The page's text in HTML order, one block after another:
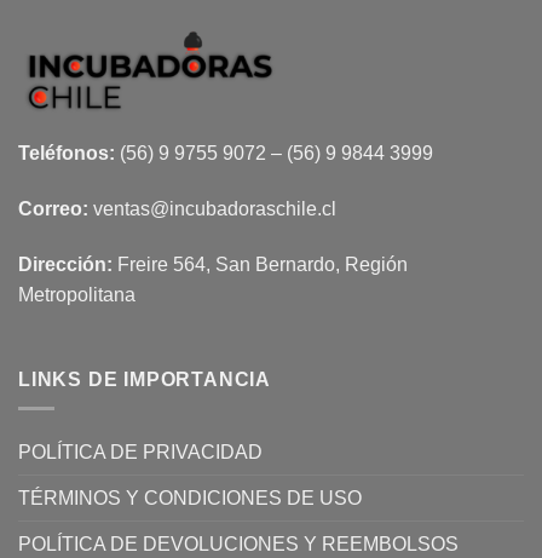
Teléfonos: (56) 9 9755 9072 – (56) 9 9844 3999
Correo: ventas@incubadoraschile.cl
Dirección: Freire 564, San Bernardo, Región
Metropolitana
LINKS DE IMPORTANCIA
POLÍTICA DE PRIVACIDAD
TÉRMINOS Y CONDICIONES DE USO
POLÍTICA DE DEVOLUCIONES Y REEMBOLSOS